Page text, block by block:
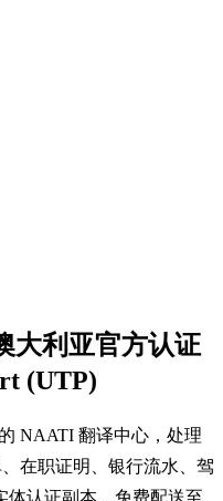
大利亚官方认证
(UTP)
NAATI 翻译中心，处理
在职证明、银行流水、驾
体认证副本，免费配送至